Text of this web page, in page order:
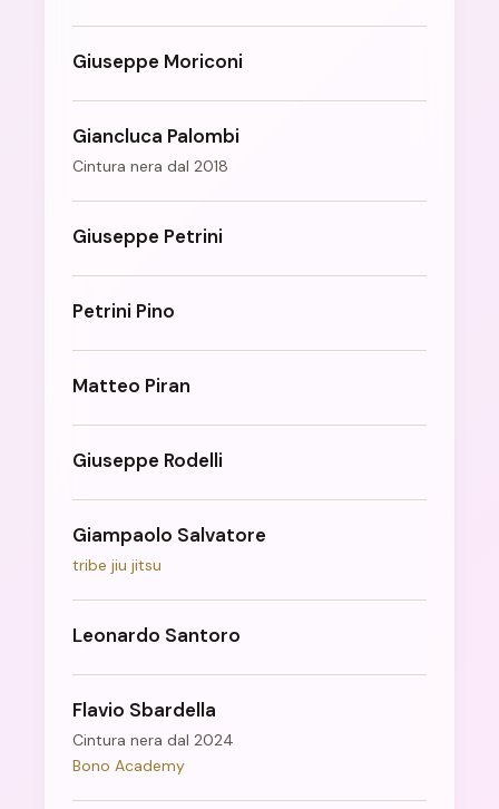
Giuseppe Moriconi
Giancluca Palombi
Cintura nera dal 2018
Giuseppe Petrini
Petrini Pino
Matteo Piran
Giuseppe Rodelli
Giampaolo Salvatore
tribe jiu jitsu
Leonardo Santoro
Flavio Sbardella
Cintura nera dal 2024
Bono Academy